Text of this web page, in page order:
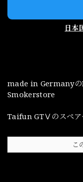
日本
made in Germany
Smokerstore
Taifun GTⅤのスぺア
こ